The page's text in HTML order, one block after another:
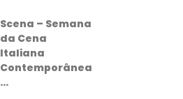
Scena – Semana
da Cena
Italiana
Contemporânea
...